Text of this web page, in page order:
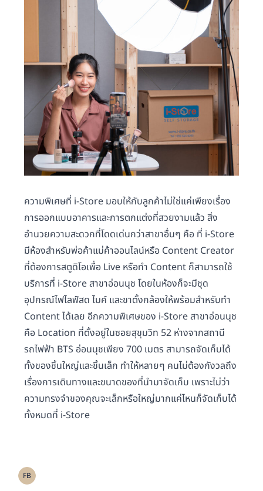
ความพิเศษที่ i-Store มอบให้กับลูกค้าไม่ใช่แค่เพียงเรื่อง
การออกแบบอาคารและการตกแต่งที่สวยงามแล้ว สิ่ง
อำนวยความสะดวกที่โดดเด่นกว่าสาขาอื่นๆ คือ ที่ i-Store
มีห้องสำหรับพ่อค้าแม่ค้าออนไลน์หรือ Content Creator
ที่ต้องการสตูดิโอเพื่อ Live หรือทำ Content ก็สามารถใช้
บริการที่ i-Store สาขาอ่อนนุช โดยในห้องก็จะมีชุด
อุปกรณ์ไฟไลฟ์สด ไมค์ และขาตั้งกล้องให้พร้อมสำหรับทำ
Content ได้เลย อีกความพิเศษของ i-Store สาขาอ่อนนุช
คือ Location ที่ตั้งอยู่ในซอยสุขุมวิท 52 ห่างจากสถานี
รถไฟฟ้า BTS อ่อนนุชเพียง 700 เมตร สามารถจัดเก็บได้
ทั้งของชิ้นใหญ่และชิ้นเล็ก ทำให้หลายๆ คนไม่ต้องกังวลถึง
เรื่องการเดินทางและขนาดของที่นำมาจัดเก็บ เพราะไม่ว่า
ความทรงจำของคุณจะเล็กหรือใหญ่มากแค่ไหนก็จัดเก็บได้
ทั้งหมดที่ i-Store
FB